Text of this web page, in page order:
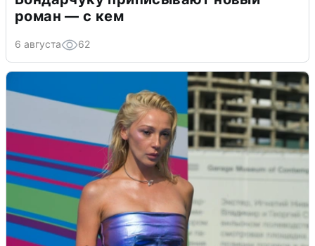
роман — с кем
6 августа 62